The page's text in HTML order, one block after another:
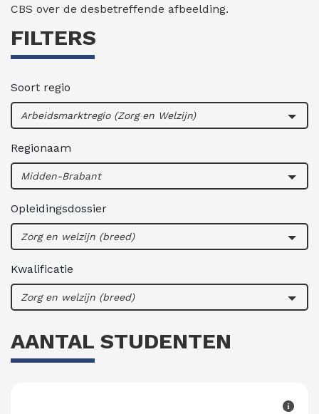
CBS over de desbetreffende afbeelding.
FILTERS
Soort regio
Arbeidsmarktregio (Zorg en Welzijn)
Regionaam
Midden-Brabant
Opleidingsdossier
Zorg en welzijn (breed)
Kwalificatie
Zorg en welzijn (breed)
AANTAL STUDENTEN